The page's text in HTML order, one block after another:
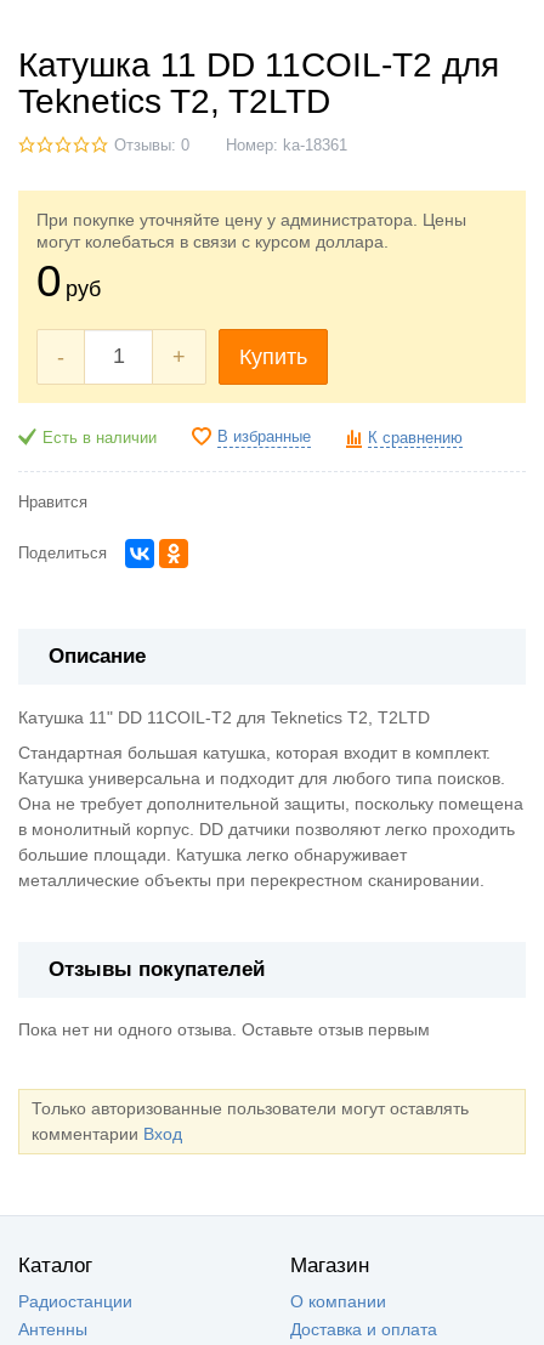
Катушка 11 DD 11COIL-T2 для
Teknetics T2, T2LTD
Отзывы: 0 Номер: ka-18361
При покупке уточняйте цену у администратора. Цены
могут колебаться в связи с курсом доллара.
0 руб
- + Купить
Есть в наличии В избранные К сравнению
Нравится
Поделиться
Описание
Катушка 11" DD 11COIL-T2 для Teknetics T2, T2LTD
Стандартная большая катушка, которая входит в комплект.
Катушка универсальна и подходит для любого типа поисков.
Она не требует дополнительной защиты, поскольку помещена
в монолитный корпус. DD датчики позволяют легко проходить
большие площади. Катушка легко обнаруживает
металлические объекты при перекрестном сканировании.
Отзывы покупателей
Пока нет ни одного отзыва. Оставьте отзыв первым
Только авторизованные пользователи могут оставлять
комментарии Вход
Каталог
Радиостанции
Антенны
Магазин
О компании
Доставка и оплата